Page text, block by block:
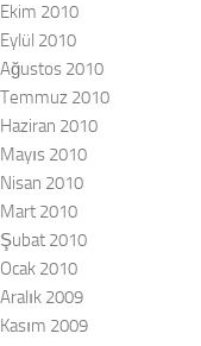
Ekim 2010
Eylül 2010
Ağustos 2010
Temmuz 2010
Haziran 2010
Mayıs 2010
Nisan 2010
Mart 2010
Şubat 2010
Ocak 2010
Aralık 2009
Kasım 2009